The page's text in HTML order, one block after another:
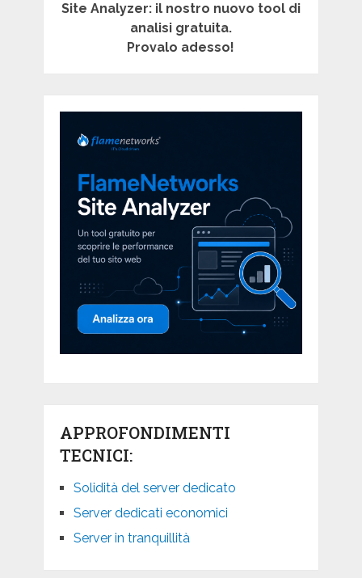
Site Analyzer: il nostro nuovo tool di
analisi gratuita.
Provalo adesso!
APPROFONDIMENTI
TECNICI:
Solidità del server dedicato
Server dedicati economici
Server in tranquillità